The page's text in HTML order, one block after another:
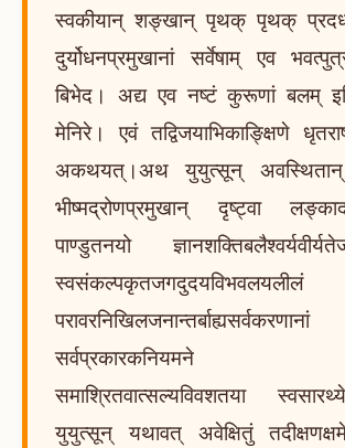
स्वकीयान् शङ्खान् पृथक् पृथक्
दुर्योधनप्रमुखानां सर्वेषाम् एव
बिभेद। अद्य एव नष्टं कुरूणां बलम् इति
मेनिरे। एवं तद्विजयाभिकाङ्क्षिणे
अकथयत्।अथ युयुत्सून् अवस्थितान्
भीष्मद्रोणप्रमुखान् दृष्ट्वा
पाण्डुतनयो
परावरनिखिलजनान्तर्बाह्यसर्वकरणानां
सर्वप्रकारकनियमने
समाश्रितवात्सल्यविवशतया
युयुत्सून् यथावत् अवेक्षितुं